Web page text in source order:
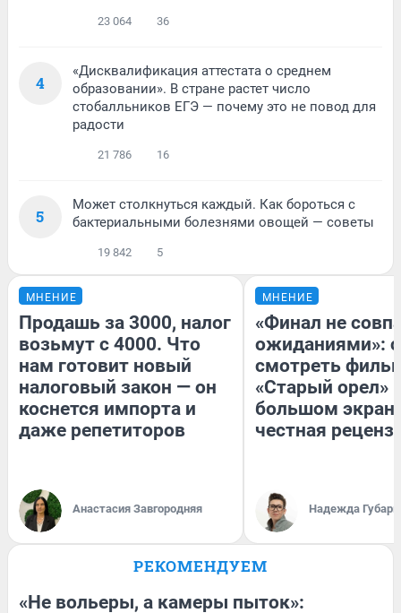
23 064 36
4
«Дисквалификация аттестата о среднем
образовании». В стране растет число
стобалльников ЕГЭ — почему это не повод для
радости
21 786 16
5
Может столкнуться каждый. Как бороться с
бактериальными болезнями овощей — советы
19 842 5
МНЕНИЕ
Продашь за 3000, налог
возьмут с 4000. Что
нам готовит новый
налоговый закон — он
коснется импорта и
даже репетиторов
Анастасия Завгородняя
МНЕНИЕ
«Финал не
ожиданиями»:
смотреть
«Старый орел»
большом
честная
Надежда Губарь
РЕКОМЕНДУЕМ
«Не вольеры, а камеры пыток»: